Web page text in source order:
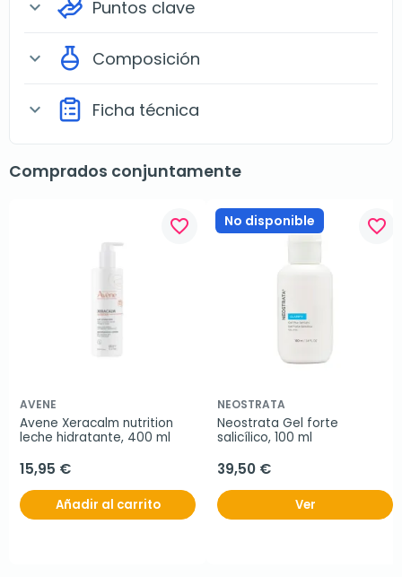
expand_more Puntos clave
expand_more Composición
expand_more Ficha técnica
Comprados conjuntamente
favorite_border
AVENE
Avene Xeracalm nutrition
leche hidratante, 400 ml
15,95 €
Añadir al carrito
No disponible favorite_border
NEOSTRATA
Neostrata Gel forte
salicílico, 100 ml
39,50 €
Ver